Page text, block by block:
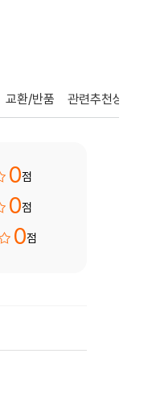
교환/반품 관련추천상품
0점
0점
0점